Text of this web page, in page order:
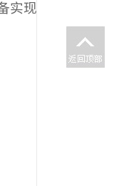
实现